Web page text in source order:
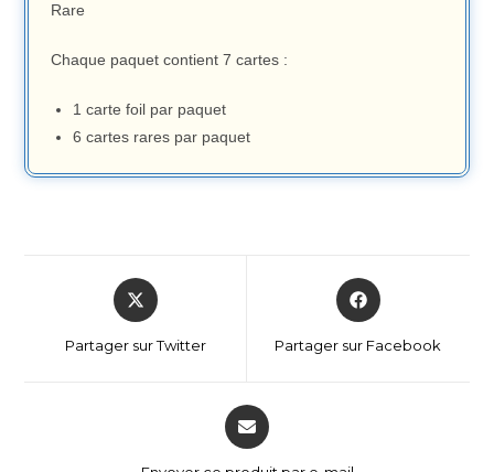
Rare
Chaque paquet contient 7 cartes :
1 carte foil par paquet
6 cartes rares par paquet
Partager sur Twitter Partager sur Facebook